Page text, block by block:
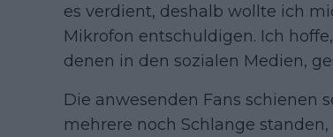
es verdient, deshalb wollte ich
Mikrofon entschuldigen. Ich
denen in den sozialen Medien,
Die anwesenden Fans schienen
mehrere noch Schlange